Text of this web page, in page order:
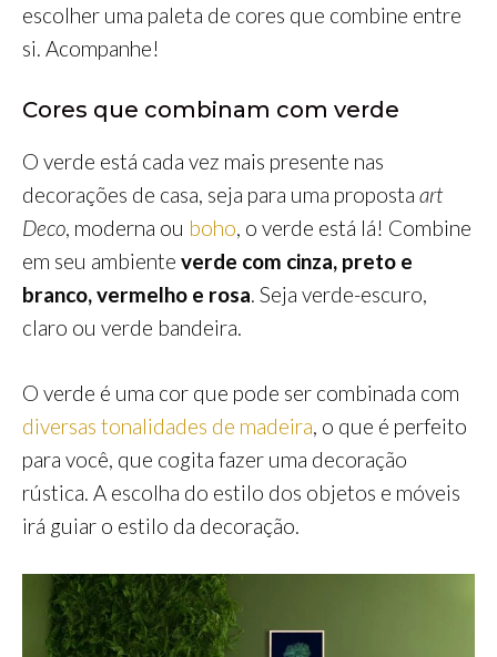
escolher uma paleta de cores que combine entre
si. Acompanhe!
Cores que combinam com verde
O verde está cada vez mais presente nas
decorações de casa, seja para uma proposta art
Deco, moderna ou boho, o verde está lá! Combine
em seu ambiente verde com cinza, preto e
branco, vermelho e rosa. Seja verde-escuro,
claro ou verde bandeira.
O verde é uma cor que pode ser combinada com
diversas tonalidades de madeira, o que é perfeito
para você, que cogita fazer uma decoração
rústica. A escolha do estilo dos objetos e móveis
irá guiar o estilo da decoração.